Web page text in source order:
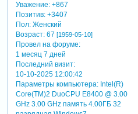
Уважение: +867
Позитив: +3407
Пол:Женский
Возраст:67 [1959-05-10]
Провел на форуме:
1 месяц 7 дней
Последний визит:
10-10-2025 12:00:42
Параметры компьютера:Intel(R)
Core(TM)2 DuoCPU E8400 @ 3.00
GHz 3.00 GHz память 4.00ГБ 32